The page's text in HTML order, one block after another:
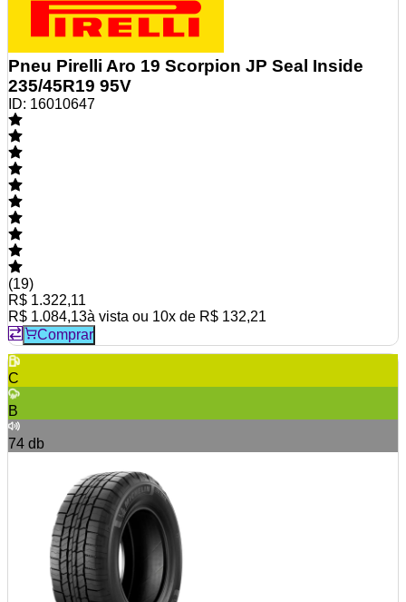
Pneu Pirelli Aro 19 Scorpion JP Seal Inside
235/45R19 95V
ID: 16010647
(19)
R$ 1.322,11
R$ 1.084,13à vista ou 10x de R$ 132,21
Comprar
C
B
74 db